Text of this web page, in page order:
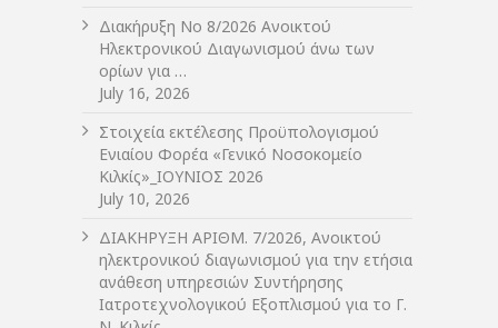
Διακήρυξη Νο 8/2026 Ανοικτού
Ηλεκτρονικού Διαγωνισμού άνω των
ορίων για …
July 16, 2026
Στοιχεία εκτέλεσης Προϋπολογισμού
Ενιαίου Φορέα «Γενικό Νοσοκομείο
Κιλκίς»_ΙΟΥΝΙΟΣ 2026
July 10, 2026
ΔIΑΚΗΡΥΞΗ ΑΡIΘΜ. 7/2026, Ανοικτού
ηλεκτρονικού διαγωνισμού για την ετήσια
ανάθεση υπηρεσιών Συντήρησης
Ιατροτεχνολογικού Εξοπλισμού για το Γ.